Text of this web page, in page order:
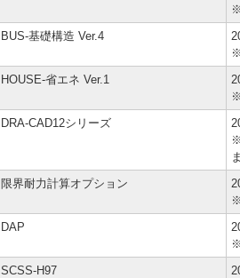
BUS-基礎構造 Ver.4
HOUSE-省エネ Ver.1
DRA-CAD12シリーズ
限界耐力計算オプション
DAP
SCSS-H97